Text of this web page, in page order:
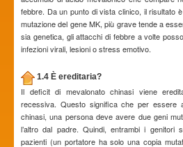
febbre. Da un punto di vista clinico, il risultato
mutazione del gene MK, più grave tende a
sia genetica, gli attacchi di febbre a volte
infezioni virali, lesioni o stress emotivo.
1.4 È ereditaria?
Il deficit di mevalonato chinasi viene
recessiva. Questo significa che per essere
chinasi, una persona deve avere due geni
l’altro dal padre. Quindi, entrambi i genitori
pazienti (un portatore ha solo una copia